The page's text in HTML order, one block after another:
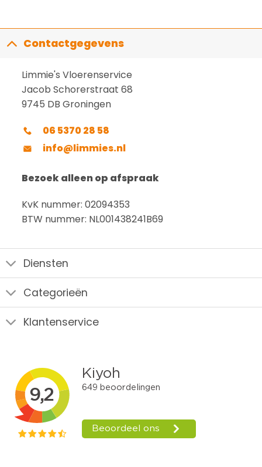
Contactgegevens
Limmie's Vloerenservice
Jacob Schorerstraat 68
9745 DB Groningen
06 5370 28 58
info@limmies.nl
Bezoek alleen op afspraak
KvK nummer: 02094353
BTW nummer: NL001438241B69
Diensten
Categorieën
Klantenservice